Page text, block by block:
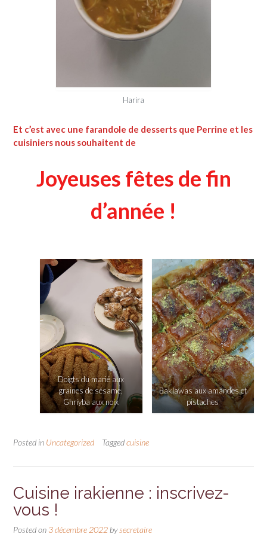
Harira
Et c’est avec une farandole de desserts que Perrine et les
cuisiniers nous souhaitent de
Joyeuses fêtes de fin
d’année !
Doigts du marié aux
graines de sésame,
Ghriyba aux noix
Baklawas aux amandes et
pistaches
Posted in Uncategorized Taggedcuisine
Cuisine irakienne : inscrivez-
vous !
Posted on 3 décembre 2022 bysecretaire